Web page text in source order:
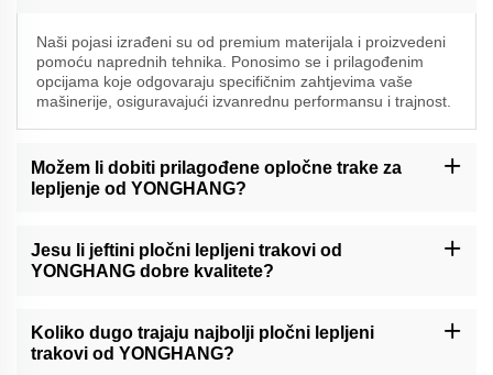
Naši pojasi izrađeni su od premium materijala i proizvedeni
pomoću naprednih tehnika. Ponosimo se i prilagođenim
opcijama koje odgovaraju specifičnim zahtjevima vaše
mašinerije, osiguravajući izvanrednu performansu i trajnost.
Možem li dobiti prilagođene opločne trake za
lepljenje od YONGHANG?
Naš tim će s vama raditi kako bi razumio vaše potrebe i stvorio
pojaseve koji su prilagođeni vašim točnim specifikacijama.
Jesu li jeftini pločni lepljeni trakovi od
YONGHANG dobre kvalitete?
visokokvalitativnih standarda. Osiguravamo da sva naša
proizvoda ispunjavaju ili premašuju industrijske zahtjeve za
performanse i pouzdanost.
Koliko dugo trajaju najbolji pločni lepljeni
trakovi od YONGHANG?